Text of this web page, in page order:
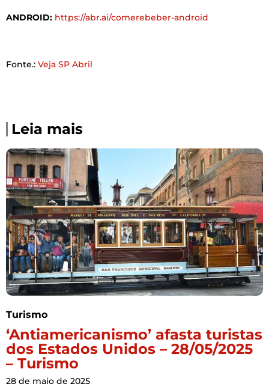
ANDROID: https://abr.ai/comerebeber-android
Fonte.: Veja SP Abril
Leia mais
Turismo
‘Antiamericanismo’ afasta turistas
dos Estados Unidos – 28/05/2025
– Turismo
28 de maio de 2025